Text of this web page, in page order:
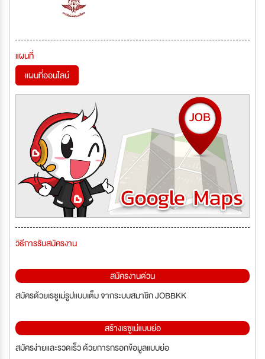
แผนที่
แผนที่ออนไลน์
วิธีการรับสมัครงาน
สมัครงานด่วน
สมัครด้วยเรซูเม่รูปแบบเต็ม จากระบบสมาชิก JOBBKK
สร้างเรซูเม่แบบย่อ
สมัครง่ายและรวดเร็ว ด้วยการกรอกข้อมูลแบบย่อ